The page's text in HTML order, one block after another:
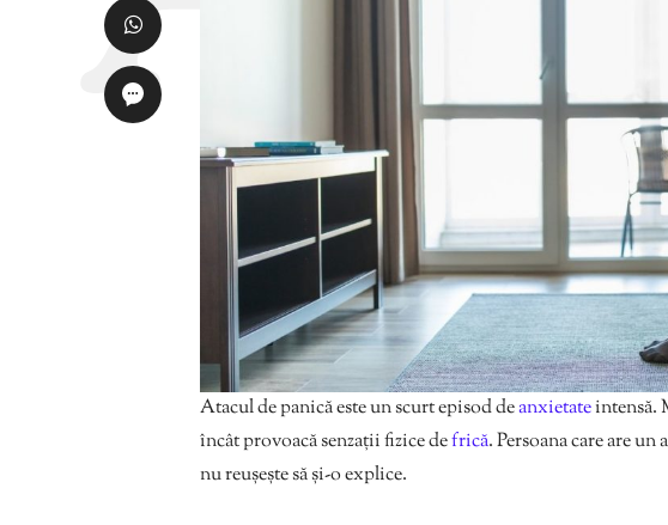
Atacul de panică este un scurt episod deanxietateintensă.
încât provoacă senzații fizice defrică. Persoana care are
nu reușește să și-o explice.